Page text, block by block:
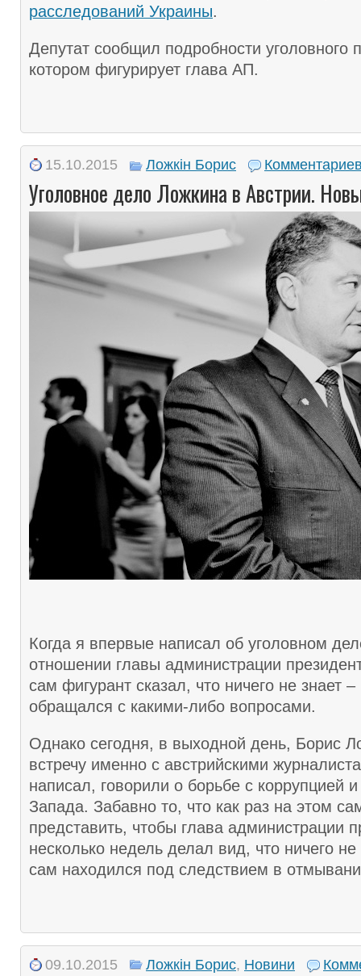
расследований Украины.
Депутат сообщил подробности уголовного
котором фигурирует глава АП.
15.10.2015 Ложкін Борис
Уголовное дело Ложкина в Австрии.
Когда я впервые написал об уголовном
отношении главы администрации
сам фигурант сказал, что ничего не знает
обращался с какими-либо вопросами.
Однако сегодня, в выходной день, Борис
встречу именно с австрийскими
написал, говорили о борьбе с коррупцией
Запада. Забавно то, что как раз на этом
представить, чтобы глава администрации
несколько недель делал вид, что ничего
сам находился под следствием в
09.10.2015 Ложкін Борис, Новини